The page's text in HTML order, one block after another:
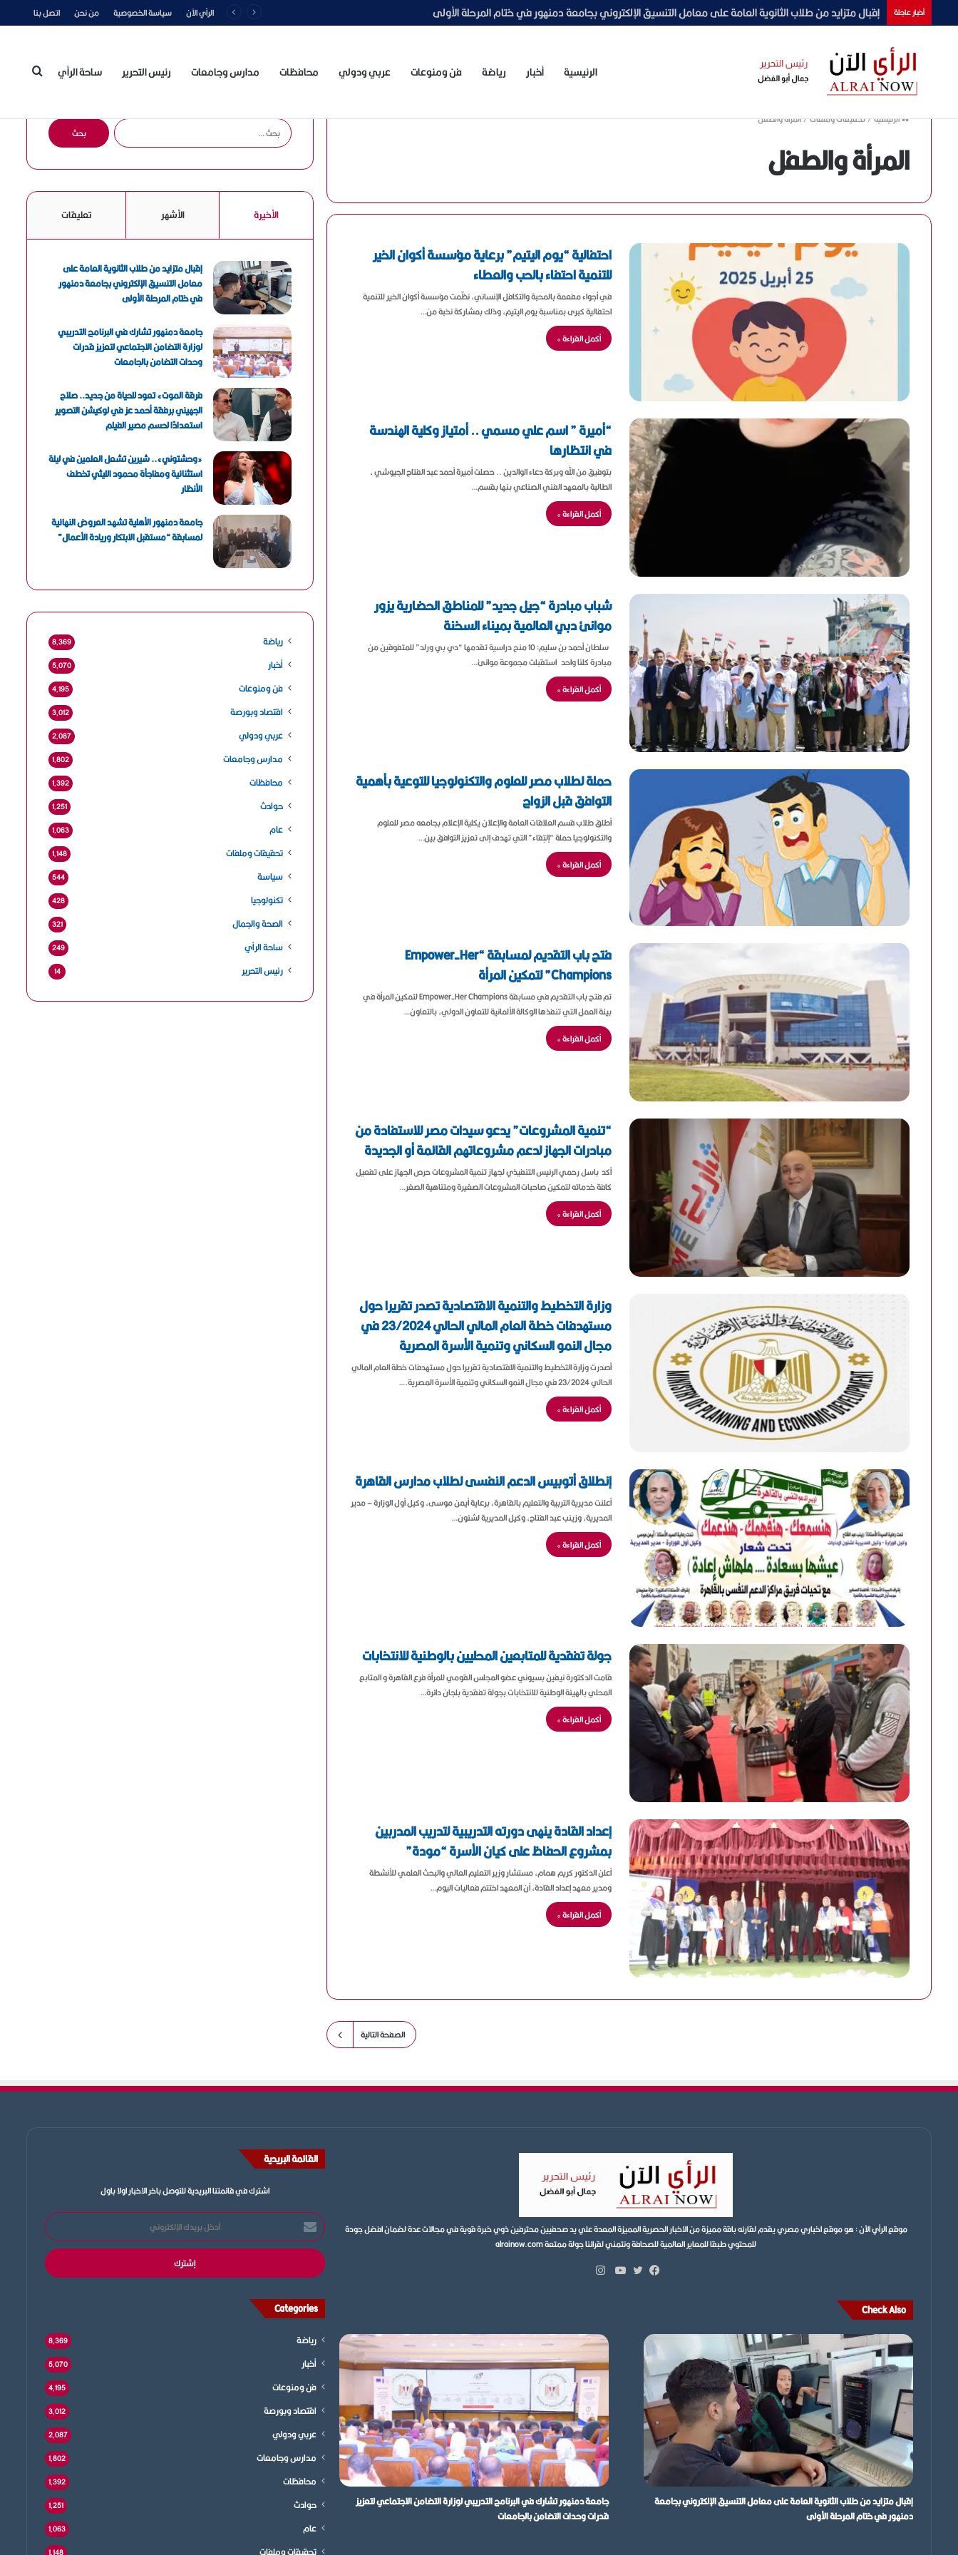
أخبار عاجلة جامعة دمنهور تشارك في البرنامج التدريبي لوزارة التضامن الاجتماعي لتعزيز قدرات وحدات التضامن بالجامعات الرأي الآن سياسة الخصوصية من نحن اتصل بنا
الرئيسية أخبار رياضة فن ومنوعات عربي ودولي محافظات مدارس وجامعات رئيس التحرير ساحة الرأي
عن
الرئيسية/تحقيقات وملفات/المرأة والطفل
المرأة والطفل
احتفالية “يوم اليتيم” برعاية مؤسسة أكوان الخير
للتنمية احتفاء بالحب والعطاء
في أجواء مفعمة بالمحبة والتكافل الإنساني، نظّمت مؤسسة أكوان الخير للتنمية
احتفالية كبرى بمناسبة يوم اليتيم، وذلك بمشاركة نخبة من…
أكمل القراءة »
“أميرة ” اسم علي مسمي .. أمتياز وكلية الهندسة
في انتظارها
بتوفيق من الله وبركة دعاء الوالدين .. حصلت أميرة أحمد عبد الفتاح الجيوشي ،
الطالبة بالمعهد الفني الصناعي بنها بقسم…
أكمل القراءة »
شباب مبادرة “جيل جديد” للمناطق الحضارية يزور
موانئ دبي العالمية بميناء السخنة
سلطان أحمد بن سليم: 10 منح دراسية تقدمها “دي بي ورلد” للمتفوقين من
مبادرة كلنا واحد استقبلت مجموعة موانئ…
أكمل القراءة »
حملة لطلاب مصر للعلوم والتكنولوجيا للتوعية بأهمية
التوافق قبل الزواج
أطلق طلاب قسم العلاقات العامة والإعلان يكلية الإعلام بجامعه مصر للعلوم
والتكنولوجيا حملة “إلتِقاء” التي تهدف إلى تعزيز التوافق بين…
أكمل القراءة »
فتح باب التقديم لمسابقة “Empower-Her
Champions” لتمكين المرأة
تم فتح باب التقديم في مسابقة Empower-Her Champions لتمكين المرأة في
بيئة العمل التي تنفذها الوكالة الألمانية للتعاون الدولي، بالتعاون…
أكمل القراءة »
“تنمية المشروعات” يدعو سيدات مصر للاستفادة من
مبادرات الجهاز لدعم مشروعاتهم القائمة أو الجديدة
أكد باسل رحمي الرئيس التنفيذي لجهاز تنمية المشروعات حرص الجهاز على تفعيل
كافة خدماته لتمكين صاحبات المشروعات الصغيرة ومتناهية الصغر…
أكمل القراءة »
وزارة التخطيط والتنمية الاقتصادية تصدر تقريرا حول
مستهدفات خطة العام المالي الحالي 23/2024 في
مجال النمو السكاني وتنمية الأسرة المصرية
أصدرت وزارة التخطيط والتنمية الاقتصادية تقريرا حول مستهدفات خطة العام المالي
الحالي 23/2024 في مجال النمو السكاني وتنمية الأسرة المصرية.…
أكمل القراءة »
إنطلاق أتوبيس الدعم النفسى لطلاب مدارس القاهرة
أعلنت مديرية التربية والتعليم بالقاهرة، برعاية أيمن موسى، وكيل أول الوزارة – مدير
المديرية، وزينب عبد الفتاح، وكيل المديرية لشئون…
أكمل القراءة »
جولة تفقدية للمتابعين المحليين بالوطنية للانتخابات
قامت الدكتورة نيفين بسيوني عضو المجلس القومي للمرأة فرع القاهرة و المتابع
المحلي بالهيئة الوطنية للانتخابات بجولة تفقدية بلجان دائرة…
أكمل القراءة »
إعداد القادة ينهى دورته التدريبية لتدريب المدربين
بمشروع الحفاظ على كيان الأسرة “مودة”
أعلن الدكتور كريم همام، مستشار وزير التعليم العالي والبحث العلمي للأنشطة
ومدير معهد إعداد القادة، أن المعهد اختتم فعاليات اليوم…
أكمل القراءة »
الصفحة التالية
ا
ل
ح
الأخيرة الأشهر تعليقات
إقبال متزايد من طلاب الثانوية العامة على
معامل التنسيق الإلكتروني بجامعة دمنهور
في ختام المرحلة الأولى
جامعة دمنهور تشارك في البرنامج التدريبي
لوزارة التضامن الاجتماعي لتعزيز قدرات
وحدات التضامن بالجامعات
فرقة الموت» تعود للحياة من جديد.. صلاح
الجهيني برفقة أحمد عز في لوكيشن التصوير
استعدادًا لحسم مصير الفيلم
«وحشتوني».. شيرين تشعل العلمين في ليلة
استثنائية ومفاجأة محمود الليثي تخطف
الأنظار
جامعة دمنهور الأهلية تشهد العروض النهائية
لمسابقة “مستقبل الابتكار وريادة الأعمال”
رياضة 8٬369
أخبار 5٬070
فن ومنوعات 4٬195
اقتصاد وبورصة 3٬012
عربي ودولي 2٬087
مدارس وجامعات 1٬802
محافظات 1٬392
حوادث 1٬251
عام 1٬063
تحقيقات وملفات 1٬148
سياسة 544
تكنولوجيا 428
الصحة والجمال 321
ساحة الرأي 249
رئيس التحرير 14
موقع الرأي الآن : هو موقع اخباري مصري يقدم لقارئه باقة مميزة من الاخبار الحصرية المميزة المعدة علي يد صحفيين محترفين ذوي خبرة قوية في مجالات عدة لضمان افضل جودة
للمحتوي طبقا للمعاير العالمية للصحافة ونتمني لقرائنا جولة ممتعة alrainow.com
Check Also
إقبال متزايد من طلاب الثانوية العامة على معامل التنسيق الإلكتروني بجامعة
دمنهور في ختام المرحلة الأولى
جامعة دمنهور تشارك في البرنامج التدريبي لوزارة التضامن الاجتماعي لتعزيز
قدرات وحدات التضامن بالجامعات
القائمة البريدية
اشترك في قائمتنا البريدية للتوصل باخر الاخبار اولا باول
أدخل
بريدك
الإلكتروني
Categories
رياضة 8٬369
أخبار 5٬070
فن ومنوعات 4٬195
اقتصاد وبورصة 3٬012
عربي ودولي 2٬087
مدارس وجامعات 1٬802
محافظات 1٬392
حوادث 1٬251
عام 1٬063
تحقيقات وملفات